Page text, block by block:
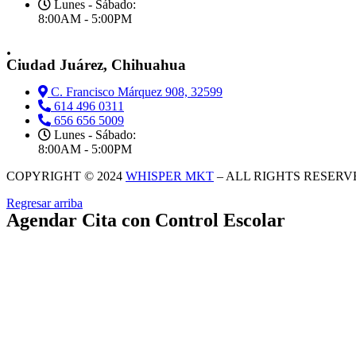
Lunes - Sábado:
8:00AM - 5:00PM
.
Ciudad Juárez, Chihuahua
C. Francisco Márquez 908, 32599
614 496 0311
656 656 5009
Lunes - Sábado:
8:00AM - 5:00PM
COPYRIGHT © 2024 WHISPER MKT – ALL RIGHTS
Regresar arriba
Agendar Cita con Control Escolar